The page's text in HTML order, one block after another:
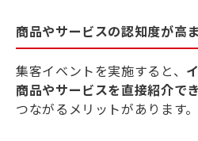
商品やサービスの認知度が高
集客イベントを実施すると、
商品やサービスを直接紹介で
つながるメリットがあります。